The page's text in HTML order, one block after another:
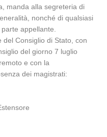
manda alla segreteria di
nonché di qualsiasi
appellante.
Consiglio di Stato, con
del giorno 7 luglio
e con la
dei magistrati: